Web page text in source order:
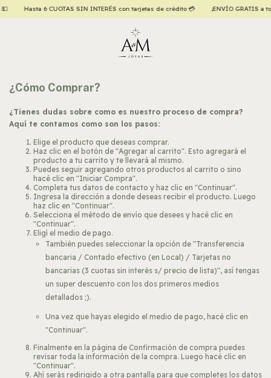
Hasta 6 CUOTAS SIN INTERÉS con tarjetas de crédito 💳 ¡ENVÍO GRATIS a
¿Cómo Comprar?
¿Tienes dudas sobre como es nuestro proceso de compra?
Aquí te contamos como son los pasos:
Elige el producto que deseas comprar.
Haz clic en el botón de "Agregar al carrito". Esto agregará el
producto a tu carrito y te llevará al mismo.
Puedes seguir agregando otros productos al carrito o sino
hacé clic en "Iniciar Compra".
Completa tus datos de contacto y haz clic en "Continuar".
Ingresa la dirección a donde deseas recibir el producto. Luego
haz clic en "Continuar".
Selecciona el método de envío que desees y hacé clic en
"Continuar".
Eligí el medio de pago.
También puedes seleccionar la opción de "Transferencia
bancaria / Contado efectivo (en Local) / Tarjetas no
bancarias (3 cuotas sin interés s/ precio de lista)", así tengas
un super descuento con los dos primeros medios
detallados ;).
Una vez que hayas elegido el medio de pago, hacé clic en
"Continuar".
Finalmente en la página de Confirmación de compra puedes
revisar toda la información de la compra. Luego hacé clic en
"Continuar".
Ahí serás redirigido a otra pantalla para que completes los datos